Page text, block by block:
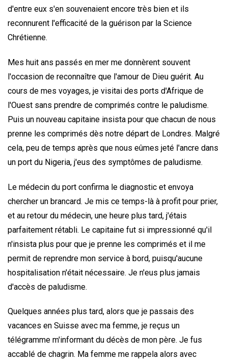
d'entre eux s'en souvenaient encore très bien et ils
reconnurent l'efficacité de la guérison par la Science
Chrétienne.
Mes huit ans passés en mer me donnèrent souvent
l'occasion de reconnaître que l'amour de Dieu guérit. Au
cours de mes voyages, je visitai des ports d'Afrique de
l'Ouest sans prendre de comprimés contre le paludisme.
Puis un nouveau capitaine insista pour que chacun de nous
prenne les comprimés dès notre départ de Londres. Malgré
cela, peu de temps après que nous eûmes jeté l'ancre dans
un port du Nigeria, j'eus des symptômes de paludisme.
Le médecin du port confirma le diagnostic et envoya
chercher un brancard. Je mis ce temps-là à profit pour prier,
et au retour du médecin, une heure plus tard, j'étais
parfaitement rétabli. Le capitaine fut si impressionné qu'il
n'insista plus pour que je prenne les comprimés et il me
permit de reprendre mon service à bord, puisqu'aucune
hospitalisation n'était nécessaire. Je n'eus plus jamais
d'accès de paludisme.
Quelques années plus tard, alors que je passais des
vacances en Suisse avec ma femme, je reçus un
télégramme m'informant du décès de mon père. Je fus
accablé de chagrin. Ma femme me rappela alors avec